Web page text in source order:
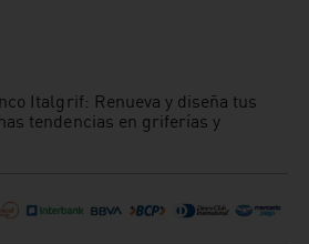
Italgrif: Renueva y diseña tus
tendencias en griferías y